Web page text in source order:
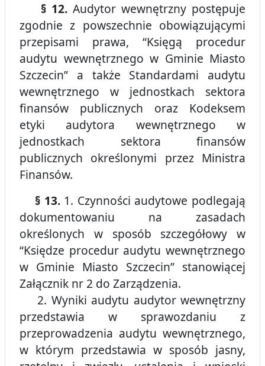
§ 12. Audytor wewnętrzny postępuje
zgodnie z powszechnie obowiązującymi
przepisami prawa, “Księgą procedur
audytu wewnętrznego w Gminie Miasto
Szczecin” a także Standardami audytu
wewnętrznego w jednostkach sektora
finansów publicznych oraz Kodeksem
etyki audytora wewnętrznego w
jednostkach sektora finansów
publicznych określonymi przez Ministra
Finansów.
§ 13.1. Czynności audytowe podlegają
dokumentowaniu na zasadach
określonych w sposób szczegółowy w
“Księdze procedur audytu wewnętrznego
w Gminie Miasto Szczecin” stanowiącej
Załącznik nr 2 do Zarządzenia.
2. Wyniki audytu audytor wewnętrzny
przedstawia w sprawozdaniu z
przeprowadzenia audytu wewnętrznego,
w którym przedstawia w sposób jasny,